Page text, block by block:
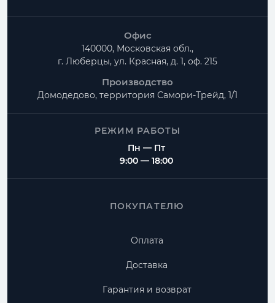
Офис
140000, Московская обл.,
г. Люберцы, ул. Красная, д. 1, оф. 215
Производство
Домодедово, территория Самори-Трейд, 1/1
РЕЖИМ РАБОТЫ
Пн — Пт
9:00 — 18:00
ПОКУПАТЕЛЮ
Оплата
Доставка
Гарантия и возврат